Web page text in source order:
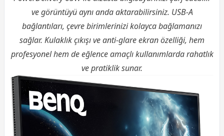
ve görüntüyü aynı anda aktarabilirsiniz. USB-A
bağlantıları, çevre birimlerinizi kolayca bağlamanızı
sağlar. Kulaklık çıkışı ve anti-glare ekran özelliği, hem
profesyonel hem de eğlence amaçlı kullanımlarda rahatlık
ve pratiklik sunar.